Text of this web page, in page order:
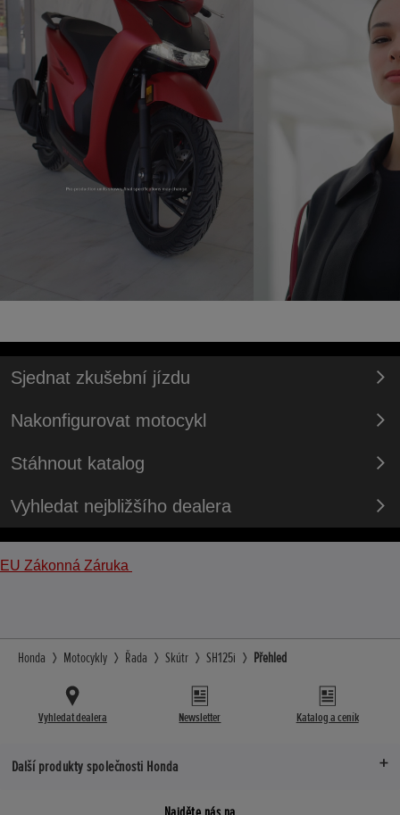
Sjednat zkušební jízdu
Nakonfigurovat motocykl
Stáhnout katalog
Vyhledat nejbližšího dealera
EU Zákonná Záruka
Honda Motocykly Řada Skútr SH125i Přehled
Vyhledat dealera Newsletter Katalog a ceník
Další produkty společnosti Honda